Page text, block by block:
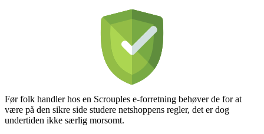
Før folk handler hos en Scrouples e-forretning behøver de for at
være på den sikre side studere netshoppens regler, det er dog
undertiden ikke særlig morsomt.